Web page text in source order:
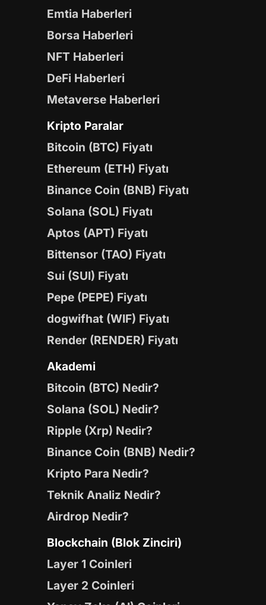
Emtia Haberleri
Borsa Haberleri
NFT Haberleri
DeFi Haberleri
Metaverse Haberleri
Kripto Paralar
Bitcoin (BTC) Fiyatı
Ethereum (ETH) Fiyatı
Binance Coin (BNB) Fiyatı
Solana (SOL) Fiyatı
Aptos (APT) Fiyatı
Bittensor (TAO) Fiyatı
Sui (SUI) Fiyatı
Pepe (PEPE) Fiyatı
dogwifhat (WIF) Fiyatı
Render (RENDER) Fiyatı
Akademi
Bitcoin (BTC) Nedir?
Solana (SOL) Nedir?
Ripple (Xrp) Nedir?
Binance Coin (BNB) Nedir?
Kripto Para Nedir?
Teknik Analiz Nedir?
Airdrop Nedir?
Blockchain (Blok Zinciri)
Layer 1 Coinleri
Layer 2 Coinleri